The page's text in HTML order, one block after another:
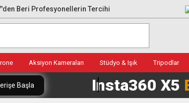
Beri Profesyonellerin Tercihi
Aksiyon Kameraları Stüdyo & Işık Tripodlar
Başla Insta360 X5